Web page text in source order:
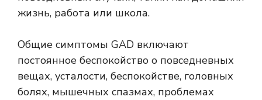
жизнь, работа или школа.
Общие симптомы GAD включают
постоянное беспокойство о повседневных
вещах, усталости, беспокойстве, головных
болях, мышечных спазмах, проблемах